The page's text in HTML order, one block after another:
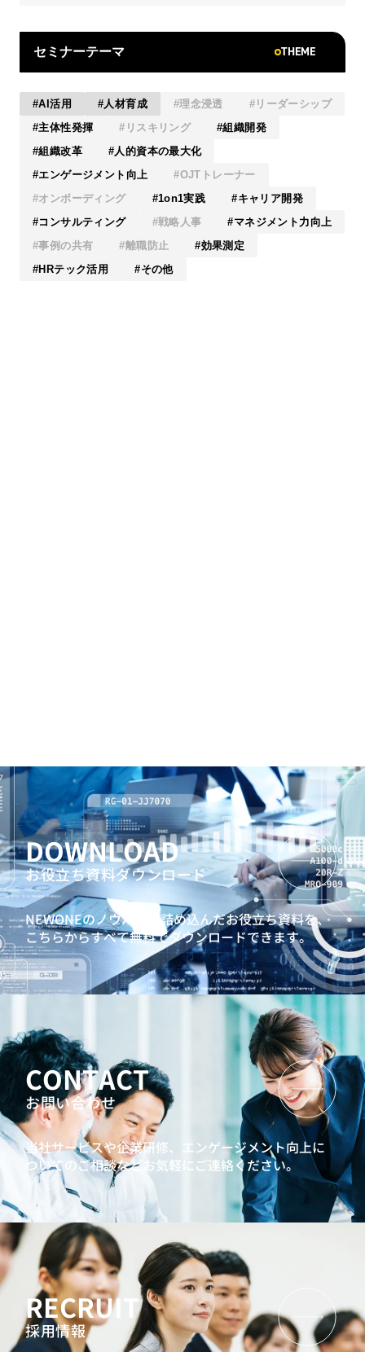
セミナーテーマ THEME
AI活用 人材育成 理念浸透
リーダーシップ
主体性発揮
リスキリング
組織開発
組織改革
人的資本の最大化
エンゲージメント向上
OJTトレーナー
オンボーディング
1on1実践
キャリア開発
コンサルティング
戦略人事
マネジメント力向上
事例の共有
離職防止
効果測定
HRテック活用
その他
DOWNLOAD
お役立ち資料ダウンロード
NEWONEのノウハウを詰め込んだお役立ち資料を、
こちらからすべて無料でダウンロードできます。
CONTACT
お問い合わせ
当社サービスや企業研修、エンゲージメント向上に
ついてのご相談などお気軽にご連絡ください。
RECRUIT
採用情報